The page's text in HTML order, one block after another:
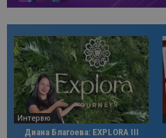
Интервю
Диана Благоева: EXPLORA III